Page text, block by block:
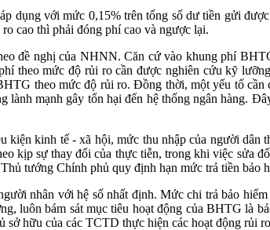
với mức 0,15% trên tổng số dư tiền gửi
cao thì phải đóng phí cao và ngược lại.
đề nghị của NHNN. Căn cứ vào khung phí
theo mức độ rủi ro cần được nghiên cứu kỹ
theo mức độ rủi ro. Đồng thời, một yếu tố
mạnh gây tổn hại đến hệ thống ngân hàng.
kinh tế - xã hội, mức thu nhập của người
kịp sự thay đổi của thực tiễn, trong khi việc sửa
tướng Chính phủ quy định hạn mức trả tiền
nhân với hệ số nhất định. Mức chi trả bảo
bám sát mục tiêu hoạt động của BHTG là
hữu của các TCTD thực hiện các hoạt động rủi